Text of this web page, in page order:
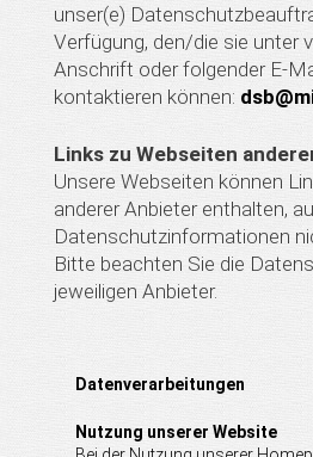
unser(e)
Verfügung, den/die sie unter
Anschrift oder folgender E-
kontaktieren können:
Links zu Webseiten
Unsere Webseiten können
anderer Anbieter enthalten,
Datenschutzinformationen
Bitte beachten Sie die
jeweiligen Anbieter.
Datenverarbeitungen
Nutzung unserer Website